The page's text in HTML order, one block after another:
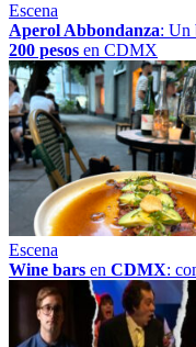
Escena
Aperol Abbondanza: Un
200 pesos en CDMX
Escena
Wine bars en CDMX: